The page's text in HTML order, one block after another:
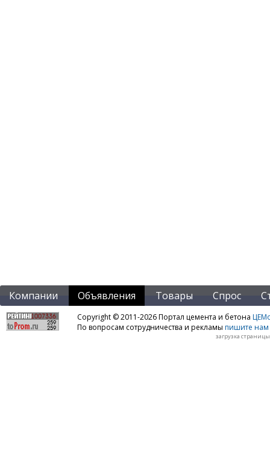
Компании Объявления Товары Спрос
Copyright © 2011-2026 Портал цемента и бетона
По вопросам сотрудничества и рекламы пишите нам
загрузка